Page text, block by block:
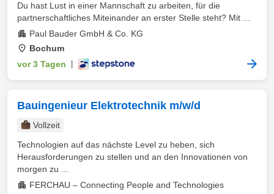
Du hast Lust in einer Mannschaft zu arbeiten, für die
partnerschaftliches Miteinander an erster Stelle steht? Mit ...
Paul Bauder GmbH & Co. KG
Bochum
vor 3 Tagen
Bauingenieur Elektrotechnik m/w/d
Vollzeit
Technologien auf das nächste Level zu heben, sich
Herausforderungen zu stellen und an den Innovationen von
morgen zu ...
FERCHAU – Connecting People and Technologies